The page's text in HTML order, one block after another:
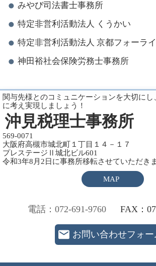
みやび司法書士事務所
特定非営利活動法人 くうかい
特定非営利活動法人 京都フォーラ
神田裕社会保険労務士事務所
関与先様とのコミュニケーションを大切に
に考え実現しましょう！
沖見税理士事務所
569-0071
大阪府高槻市城北町１丁目１４－１７
プレステージⅡ城北ビル601
令和3年8月2日に事務所移転させていただき
MAP
電話：072-691-9760 FAX：
お問い合わせフォー